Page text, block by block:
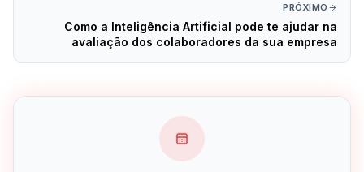
PRÓXIMO
Como a Inteligência Artificial pode te ajudar na
avaliação dos colaboradores da sua empresa